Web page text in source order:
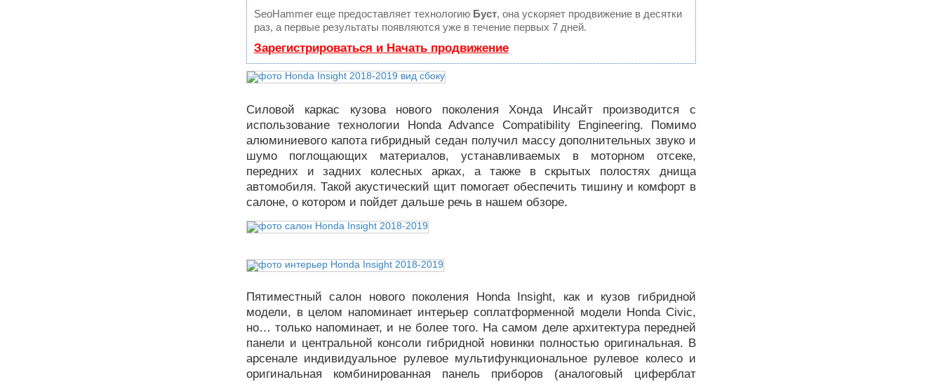
SeoHammer еще предоставляет технологию Буст, она ускоряет продвижение в десятки
раз, а первые результаты появляются уже в течение первых 7 дней.
Зарегистрироваться и Начать продвижение
Силовой каркас кузова нового поколения Хонда Инсайт производится с
использование технологии Honda Advance Compatibility Engineering. Помимо
алюминиевого капота гибридный седан получил массу дополнительных звуко и
шумо поглощающих материалов, устанавливаемых в моторном отсеке,
передних и задних колесных арках, а также в скрытых полостях днища
автомобиля. Такой акустический щит помогает обеспечить тишину и комфорт в
салоне, о котором и пойдет дальше речь в нашем обзоре.
Пятиместный салон нового поколения Honda Insight, как и кузов гибридной
модели, в целом напоминает интерьер соплатформенной модели Honda Civic,
но… только напоминает, и не более того. На самом деле архитектура передней
панели и центральной консоли гибридной новинки полностью оригинальная. В
арсенале индивидуальное рулевое мультифункциональное рулевое колесо и
оригинальная комбинированная панель приборов (аналоговый циферблат